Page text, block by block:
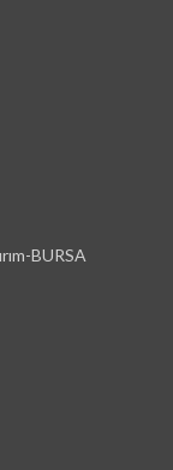
BURSA